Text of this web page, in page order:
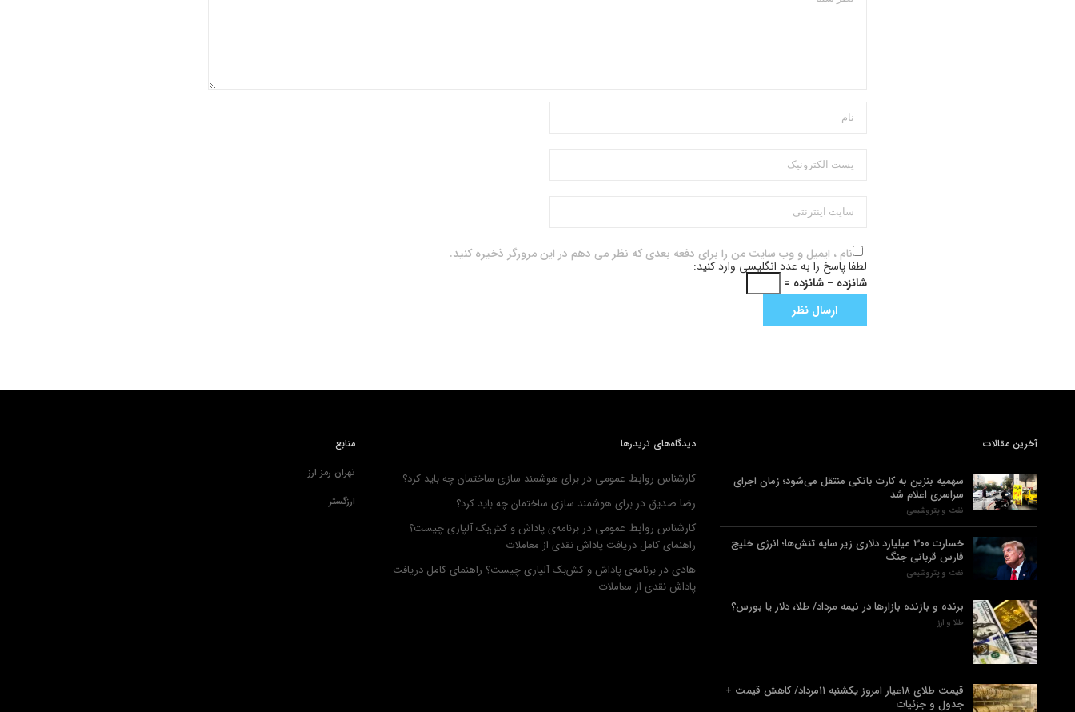
نام ، ایمیل و وب سایت من را برای دفعه بعدی که نظر می دهم در این مرورگر ذخیره کنید.
لطفا پاسخ را به عدد انگلیسی وارد کنید:
شانزده − شانزده =
آخرین مقالات
سهمیه بنزین به کارت بانکی منتقل می‌شود؛ زمان اجرای
سراسری اعلام شد
نفت و پتروشیمی
خسارت ۳۰۰ میلیارد دلاری زیر سایه تنش‌ها؛ انرژی خلیج
فارس قربانی جنگ
نفت و پتروشیمی
برنده‌ و بازنده بازارها در نیمه مرداد/ طلا، دلار یا بورس؟
طلا و ارز
قیمت طلای ۱۸عیار امروز یکشنبه ۱۱مرداد/ کاهش قیمت +
جدول و جزئیات
دیدگاه‌های تریدرها
کارشناس روابط عمومی در برای هوشمند سازی ساختمان چه باید کرد؟
رضا صدیق در برای هوشمند سازی ساختمان چه باید کرد؟
کارشناس روابط عمومی در برنامه‌ی پاداش و کش‌بک آلپاری چیست؟
راهنمای کامل دریافت پاداش نقدی از معاملات
هادیدر برنامه‌ی پاداش و کش‌بک آلپاری چیست؟ راهنمای کامل دریافت
پاداش نقدی از معاملات
منابع:
تهران رمز ارز
ارزگستر